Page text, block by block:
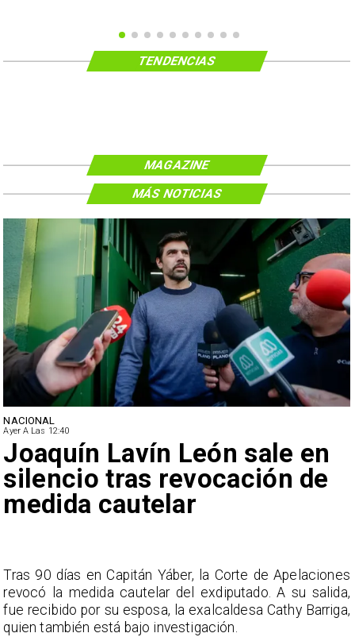
TENDENCIAS
MAGAZINE
NACIONAL
Ayer A Las 12:40
Joaquín Lavín León sale en
silencio tras revocación de
medida cautelar
Tras 90 días en Capitán Yáber, la Corte de Apelaciones
revocó la medida cautelar del exdiputado. A su salida,
fue recibido por su esposa, la exalcaldesa Cathy Barriga,
quien también está bajo investigación.
MÁS NOTICIAS